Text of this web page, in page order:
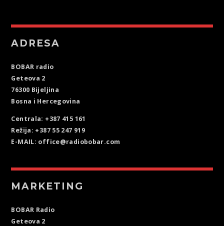
ADRESA
BOBAR radio
Geteova 2
76300 Bijeljina
Bosna i Hercegovina
Centrala: +387 415 161
Režija: +387 55 247 919
E-MAIL: office@radiobobar.com
MARKETING
BOBAR Radio
Geteova 2